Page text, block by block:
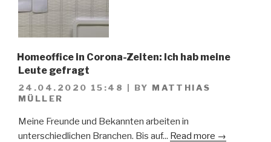
Homeoffice in Corona-Zeiten: Ich hab meine
Leute gefragt
24.04.2020 15:48 BY MATTHIAS
MÜLLER
Meine Freunde und Bekannten arbeiten in
unterschiedlichen Branchen. Bis auf... Read more →